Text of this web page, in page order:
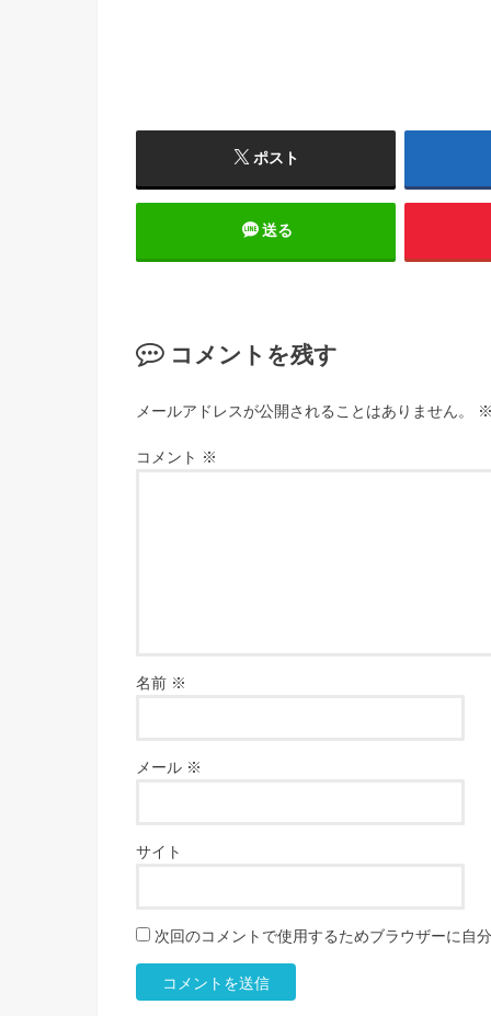
ポスト
送る
コメントを残す
メールアドレスが公開されることはありません。 ※
コメント ※
名前 ※
メール ※
サイト
次回のコメントで使用するためブラウザーに自